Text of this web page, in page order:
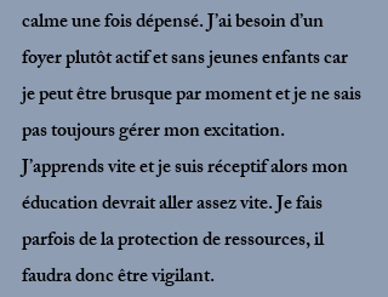
calme une fois dépensé. J’ai besoin d’un
foyer plutôt actif et sans jeunes enfants car
je peut être brusque par moment et je ne sais
pas toujours gérer mon excitation.
J’apprends vite et je suis réceptif alors mon
éducation devrait aller assez vite. Je fais
parfois de la protection de ressources, il
faudra donc être vigilant.